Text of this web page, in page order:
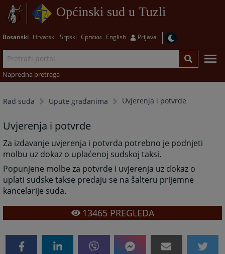
Općinski sud u Tuzli
Bosanski Hrvatski Srpski Српски English Prijava
Napredna pretraga
Rad suda Upute građanima Uvjerenja i potvrde
Uvjerenja i potvrde
Za izdavanje uvjerenja i potvrda potrebno je podnjeti
molbu uz dokaz o uplaćenoj sudskoj taksi.
Popunjene molbe za potvrde i uvjerenja uz dokaz o
uplati sudske takse predaju se na šalteru prijemne
kancelarije suda.
13465PREGLEDA